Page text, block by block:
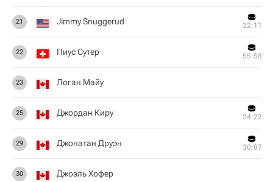
21 Jimmy Snuggerud 32:11
22 Пиус Сутер 55:58
23 Логан Майу
25 Джордан Киру 24:22
29 Джонатан Друэн 30:07
30 Джоэль Хофер